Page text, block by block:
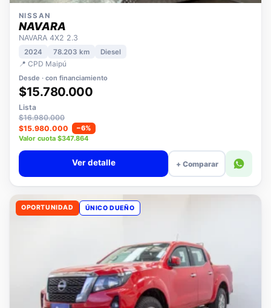
NISSAN
NAVARA
NAVARA 4X2 2.3
2024 78.203 km
📍 CPD Maipú
Desde · con financiamiento
$15.780.000
Lista
$16.980.000
$15.980.000
−6%
Valor cuota $347.864
+ Comparar
OPORTUNIDAD